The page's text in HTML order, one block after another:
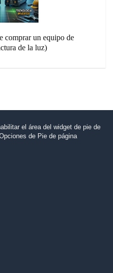
comprar un equipo de
de la luz)
el área del widget de pie de
de Pie de página